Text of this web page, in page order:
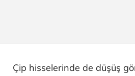
Çip hisselerinde de düşüş